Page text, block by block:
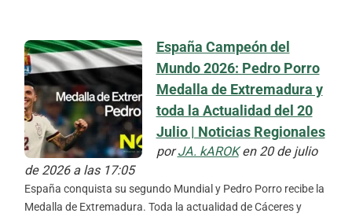
España Campeón del
Mundo 2026: Pedro Porro
Medalla de Extremadura y
toda la Actualidad del 20
Julio | Noticias Regionales
porJA. kAROKen 20 de julio
de 2026 a las 17:05
España conquista su segundo Mundial y Pedro Porro recibe la
Medalla de Extremadura. Toda la actualidad de Cáceres y